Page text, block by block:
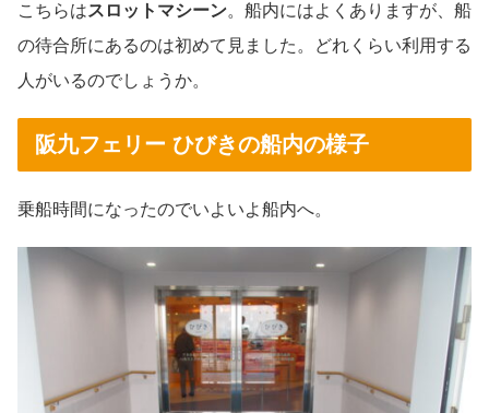
こちらはスロットマシーン。船内にはよくありますが、船
の待合所にあるのは初めて見ました。どれくらい利用する
人がいるのでしょうか。
阪九フェリー ひびきの船内の様子
乗船時間になったのでいよいよ船内へ。